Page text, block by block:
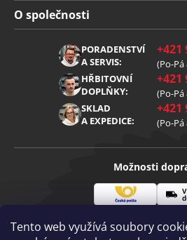
Tento web využívá soubory
Doprava a platba
Obchodní podmínky
Reklamace
Zpracování osobních údajů
O společnosti
PORADENSTVÍ
A SERVIS:
+421
(Po-Pá
HŘBITOVNÍ
DOPLŇKY:
+421
(Po-Pá
SKLAD
A EXPEDICE:
+421
(Po-Pá
Možnosti
pošta